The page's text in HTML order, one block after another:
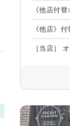
《他店付
《他店》
［当店］